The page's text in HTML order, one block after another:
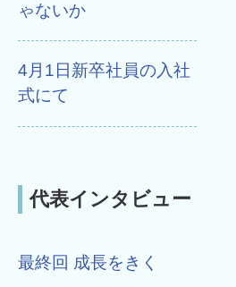
ゃないか
4月1日新卒社員の入社
式にて
代表インタビュー
最終回 成長をきく